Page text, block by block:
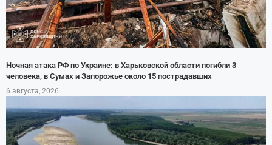
Ночная атака РФ по Украине: в Харьковской области погибли 3
человека, в Сумах и Запорожье около 15 пострадавших
6 августа, 2026